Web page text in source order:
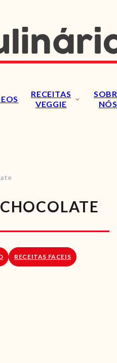
RECEITAS
VEGGIE
NÓS
VÍDEOS
VEGGIE
NÓS
ONLINE
RECEITAS FACEIS